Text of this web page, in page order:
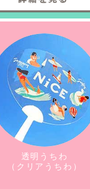
透明うちわ
（クリアうちわ）